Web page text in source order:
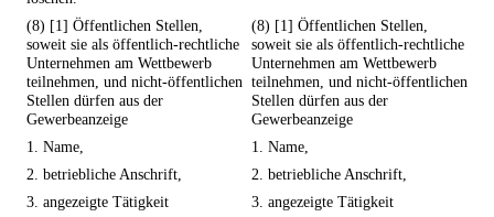
(8) [1] Öffentlichen Stellen,
soweit sie als öffentlich-rechtliche
Unternehmen am Wettbewerb
teilnehmen, und nicht-öffentlichen
Stellen dürfen aus der
Gewerbeanzeige
(8) [1] Öffentlichen Stellen,
soweit sie als öffentlich-rechtliche
Unternehmen am Wettbewerb
teilnehmen, und nicht-öffentlichen
Stellen dürfen aus der
Gewerbeanzeige
1. Name,
1. Name,
2. betriebliche Anschrift,
2. betriebliche Anschrift,
3. angezeigte Tätigkeit
3. angezeigte Tätigkeit